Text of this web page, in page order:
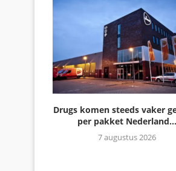
Drugs komen steeds vaker
per pakket Nederland...
7 augustus 2026